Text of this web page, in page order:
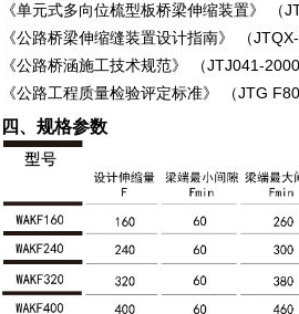
《单元式多向位梳型板桥梁伸缩装置》 （
《公路桥梁伸缩缝装置设计指南》 （
《公路桥涵施工技术规范》 （JTJ041-2000
《公路工程质量检验评定标准》 （JTG
四、规格参数